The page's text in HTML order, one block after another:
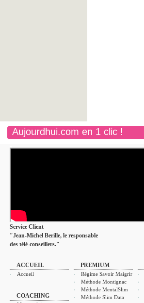
Aujourdhui.com en 1 clic !
Service Client
"Jean-Michel Berille, le responsable
des télé-conseillers."
ACCUEIL
Accueil
COACHING
PREMIUM
Régime Savoir Maigrir
Méthode Montignac
Méthode MentalSlim
Méthode Slim Data